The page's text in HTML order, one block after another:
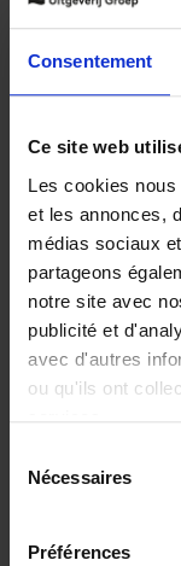
Consentement
Ce site web
Les cookies
et les annonces,
médias sociaux
partageons
notre site avec
publicité et
avec d'autres
ou qu'ils ont
Nécessaires
Préférences